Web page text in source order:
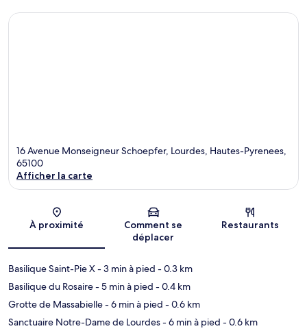
16 Avenue Monseigneur Schoepfer, Lourdes, Hautes-Pyrenees,
65100
Afficher la carte
À proximité
Comment se
déplacer
Restaurants
Basilique Saint-Pie X- 3 min à pied - 0.3 km
Basilique du Rosaire- 5 min à pied - 0.4 km
Grotte de Massabielle- 6 min à pied - 0.6 km
Sanctuaire Notre-Dame de Lourdes- 6 min à pied - 0.6 km